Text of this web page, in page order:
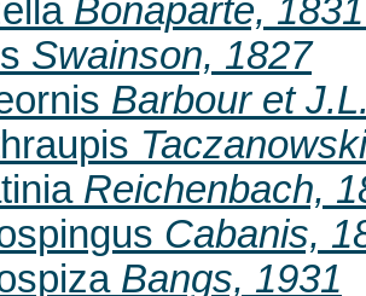
Bonaparte, 1831
Swainson, 1827
Barbour et
Reichenbach,
Cabanis,
Bangs, 1931